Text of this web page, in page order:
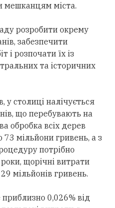
мешканцям міста.
розробити окрему
забезпечити
і розпочати їх із
та історичних
у столиці налічується
що перебувають на
обробка всіх дерев
мільйони гривень, а з
потрібно
щорічні витрати
мільйонів гривень.
приблизно 0,026% від